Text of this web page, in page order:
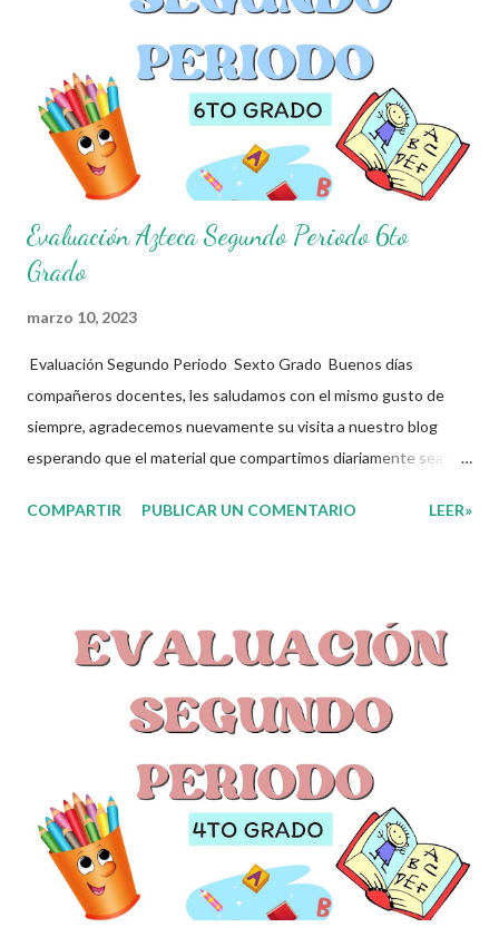
del Segundo Trimestre para todos los grados de educación
primaria. Estos materiales han sido elaborados por el Profe Díaz,
un docente comprometido con la educación que
constantemente comparte material didáctico de gran calidad.
Agradecemos profundamente su trabajo y dedicación en la cre...
Evaluación Azteca Segundo Periodo 6to
Grado
marzo 10, 2023
Evaluación Segundo Periodo Sexto Grado Buenos días
compañeros docentes, les saludamos con el mismo gusto de
siempre, agradecemos nuevamente su visita a nuestro blog
esperando que el material que compartimos diariamente sea de
compartir con ustedes este increíble Evaluación Azteca
Esperamos sean de gran utilidad para docentes y alumnos. Con
grandioso material. Recordamos también que nosotros
únicamente lo compartimos con fines informativos y educativos
en nuestra labor como agentes de la educación. 👏 Obtén
Examen aquí 👇👇 Evaluación Segundo Periodo 6to Grado
COMPARTIR PUBLICAR UN COMENTARIO LEER»